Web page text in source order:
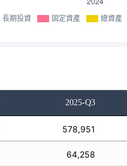
長期投資 固定資產 總資產
2025-Q3
578,951
64,258